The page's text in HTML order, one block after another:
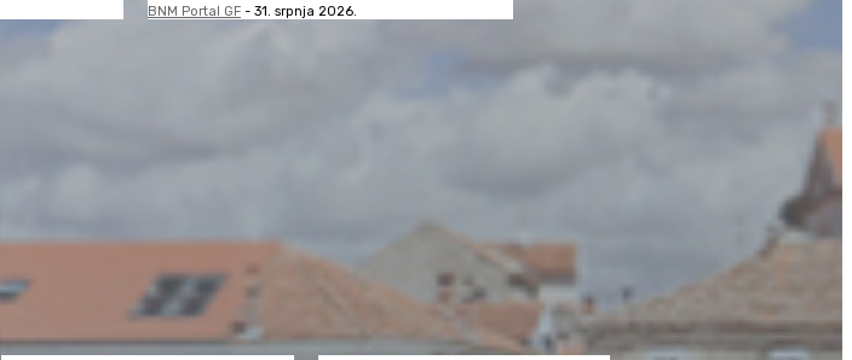
BNM Portal GF - 31. srpnja 2026.